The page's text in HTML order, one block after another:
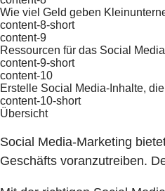
Wie viel Geld geben
content-8-short
content-9
Ressourcen für das Social
content-9-short
content-10
Erstelle Social Media-Inhalte,
content-10-short
Übersicht
Social Media-Marketing
Geschäfts voranzutreiben.